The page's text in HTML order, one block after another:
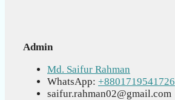
Admin
Md. Saifur Rahman
WhatsApp: +8801719541726
saifur.rahman02@gmail.com